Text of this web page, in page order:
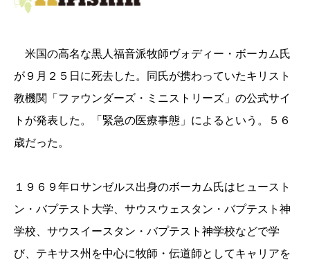
米国の高名な黒人福音派牧師ヴォディー・ボーカム氏
が９月２５日に死去した。同氏が携わっていたキリスト
教機関「ファウンダーズ・ミニストリーズ」の公式サイ
トが発表した。「緊急の医療事態」によるという。５６
歳だった。
１９６９年ロサンゼルス出身のボーカム氏はヒュースト
ン・バプテスト大学、サウスウェスタン・バプテスト神
学校、サウスイースタン・バプテスト神学校などで学
び、テキサス州を中心に牧師・伝道師としてキャリアを